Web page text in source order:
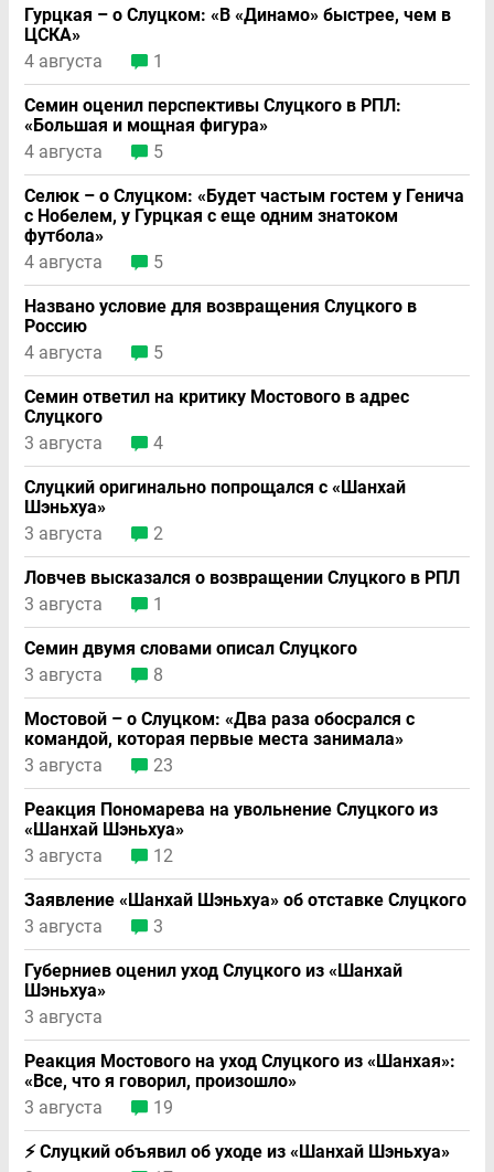
Гурцкая – о Слуцком: «В «Динамо» быстрее, чем в
ЦСКА»
4 августа
1
Семин оценил перспективы Слуцкого в РПЛ:
«Большая и мощная фигура»
4 августа
5
Селюк – о Слуцком: «Будет частым гостем у Генича
с Нобелем, у Гурцкая с еще одним знатоком
футбола»
4 августа
5
Названо условие для возвращения Слуцкого в
Россию
4 августа
5
Семин ответил на критику Мостового в адрес
Слуцкого
3 августа
4
Слуцкий оригинально попрощался с «Шанхай
Шэньхуа»
3 августа
2
Ловчев высказался о возвращении Слуцкого в РПЛ
3 августа
1
Семин двумя словами описал Слуцкого
3 августа
8
Мостовой – о Слуцком: «Два раза обосрался с
командой, которая первые места занимала»
3 августа
23
Реакция Пономарева на увольнение Слуцкого из
«Шанхай Шэньхуа»
3 августа
12
Заявление «Шанхай Шэньхуа» об отставке Слуцкого
3 августа
3
Губерниев оценил уход Слуцкого из «Шанхай
Шэньхуа»
3 августа
Реакция Мостового на уход Слуцкого из «Шанхая»:
«Все, что я говорил, произошло»
3 августа
19
⚡ Слуцкий объявил об уходе из «Шанхай Шэньхуа»